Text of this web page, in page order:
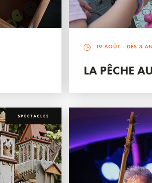
19 AOÛT - DÈS 3
LA PÊCHE
SPECTACLES